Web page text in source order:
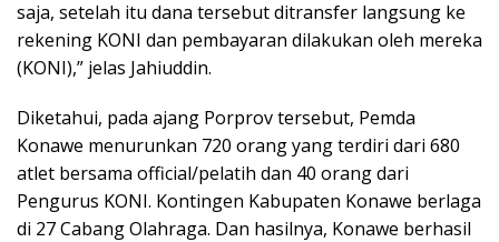
saja, setelah itu dana tersebut ditransfer langsung ke
rekening KONI dan pembayaran dilakukan oleh mereka
(KONI),” jelas Jahiuddin.
Diketahui, pada ajang Porprov tersebut, Pemda
Konawe menurunkan 720 orang yang terdiri dari 680
atlet bersama official/pelatih dan 40 orang dari
Pengurus KONI. Kontingen Kabupaten Konawe berlaga
di 27 Cabang Olahraga. Dan hasilnya, Konawe berhasil